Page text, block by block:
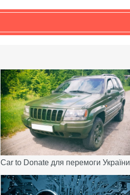
Car to Donate для перемоги України